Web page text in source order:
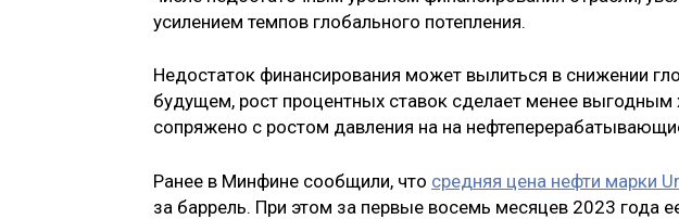
усилением темпов глобального потепления.
Недостаток финансирования может вылиться в снижении
будущем, рост процентных ставок сделает менее выгодным
сопряжено с ростом давления на на
Ранее в Минфине сообщили, что средняя цена нефти марки
за баррель. При этом за первые восемь месяцев 2023 года